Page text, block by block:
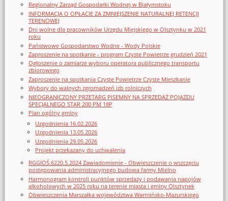
Regionalny Zarząd Gospodarki Wodnej w Białymstoku
INFORMACJA O OPŁACIE ZA ZMNIEJSZENIE NATURALNEJ RETENCJI
TERENOWEJ
Dni wolne dla pracowników Urzędu Miejskiego w Olsztynku w 2021
roku
Państwowe Gospodarstwo Wodne - Wody Polskie
Zaproszenie na spotkanie - program Czyste Powietrze grudzień 2021
Ogłoszenie o zamiarze wyboru operatora publicznego transportu
zbiorowego
Zaproszenie na spotkania Czyste Powietrze Czyste Mieszkanie
Wybory do walnych zgromadzeń izb rolniczych
NIEOGRANICZONY PRZETARG PISEMNY NA SPRZEDAŻ POJAZDU
SPECJALNEGO STAR 200 PM 18P
Plan ogólny gminy
Uzgodnienia 16.02.2026
Uzgodnienia 13.05.2026
Uzgodnienia 29.05.2026
Projekt przekazany do uchwalenia
RGGIOŚ.6220.5.2024 Zawiadomienie - Obwieszczenie o wszczęciu
postępowania administracyjnego budowa farmy Mielno
Harmonogram kontroli punktów sprzedaży i podawania napojów
alkoholowych w 2025 roku na terenie miasta i gminy Olsztynek
Obwieszczenia Marszałka województwa Warmińsko-Mazurskiego